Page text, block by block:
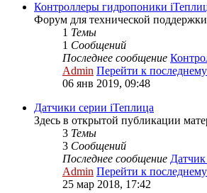
Контроллеры гидропоники
Форум для технической
1 Темы
1 Сообщений
Последнее сообщение
Admin Перейти к
06 янв 2019, 09:48
Датчики серии iТеплица
Здесь в открытой публикации
3 Темы
3 Сообщений
Последнее сообщение
Admin Перейти к
25 мар 2018, 17:42